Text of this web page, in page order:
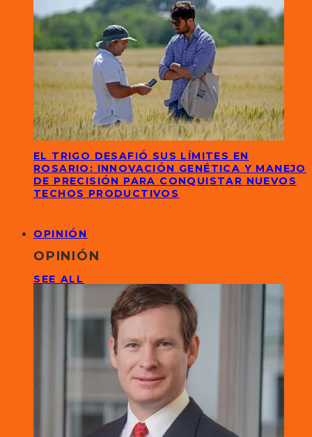
EL TRIGO DESAFIÓ SUS LÍMITES EN
ROSARIO: INNOVACIÓN GENÉTICA Y MANEJO
DE PRECISIÓN PARA CONQUISTAR NUEVOS
TECHOS PRODUCTIVOS
OPINIÓN
OPINIÓN
SEE ALL